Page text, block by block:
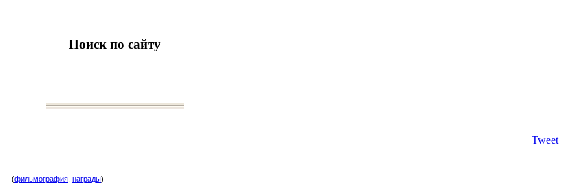
Поиск по сайту
Tweet
(фильмография награды)